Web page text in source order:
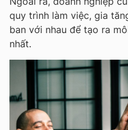
quy trình làm việc, gia
ban với nhau để tạo ra
nhất.